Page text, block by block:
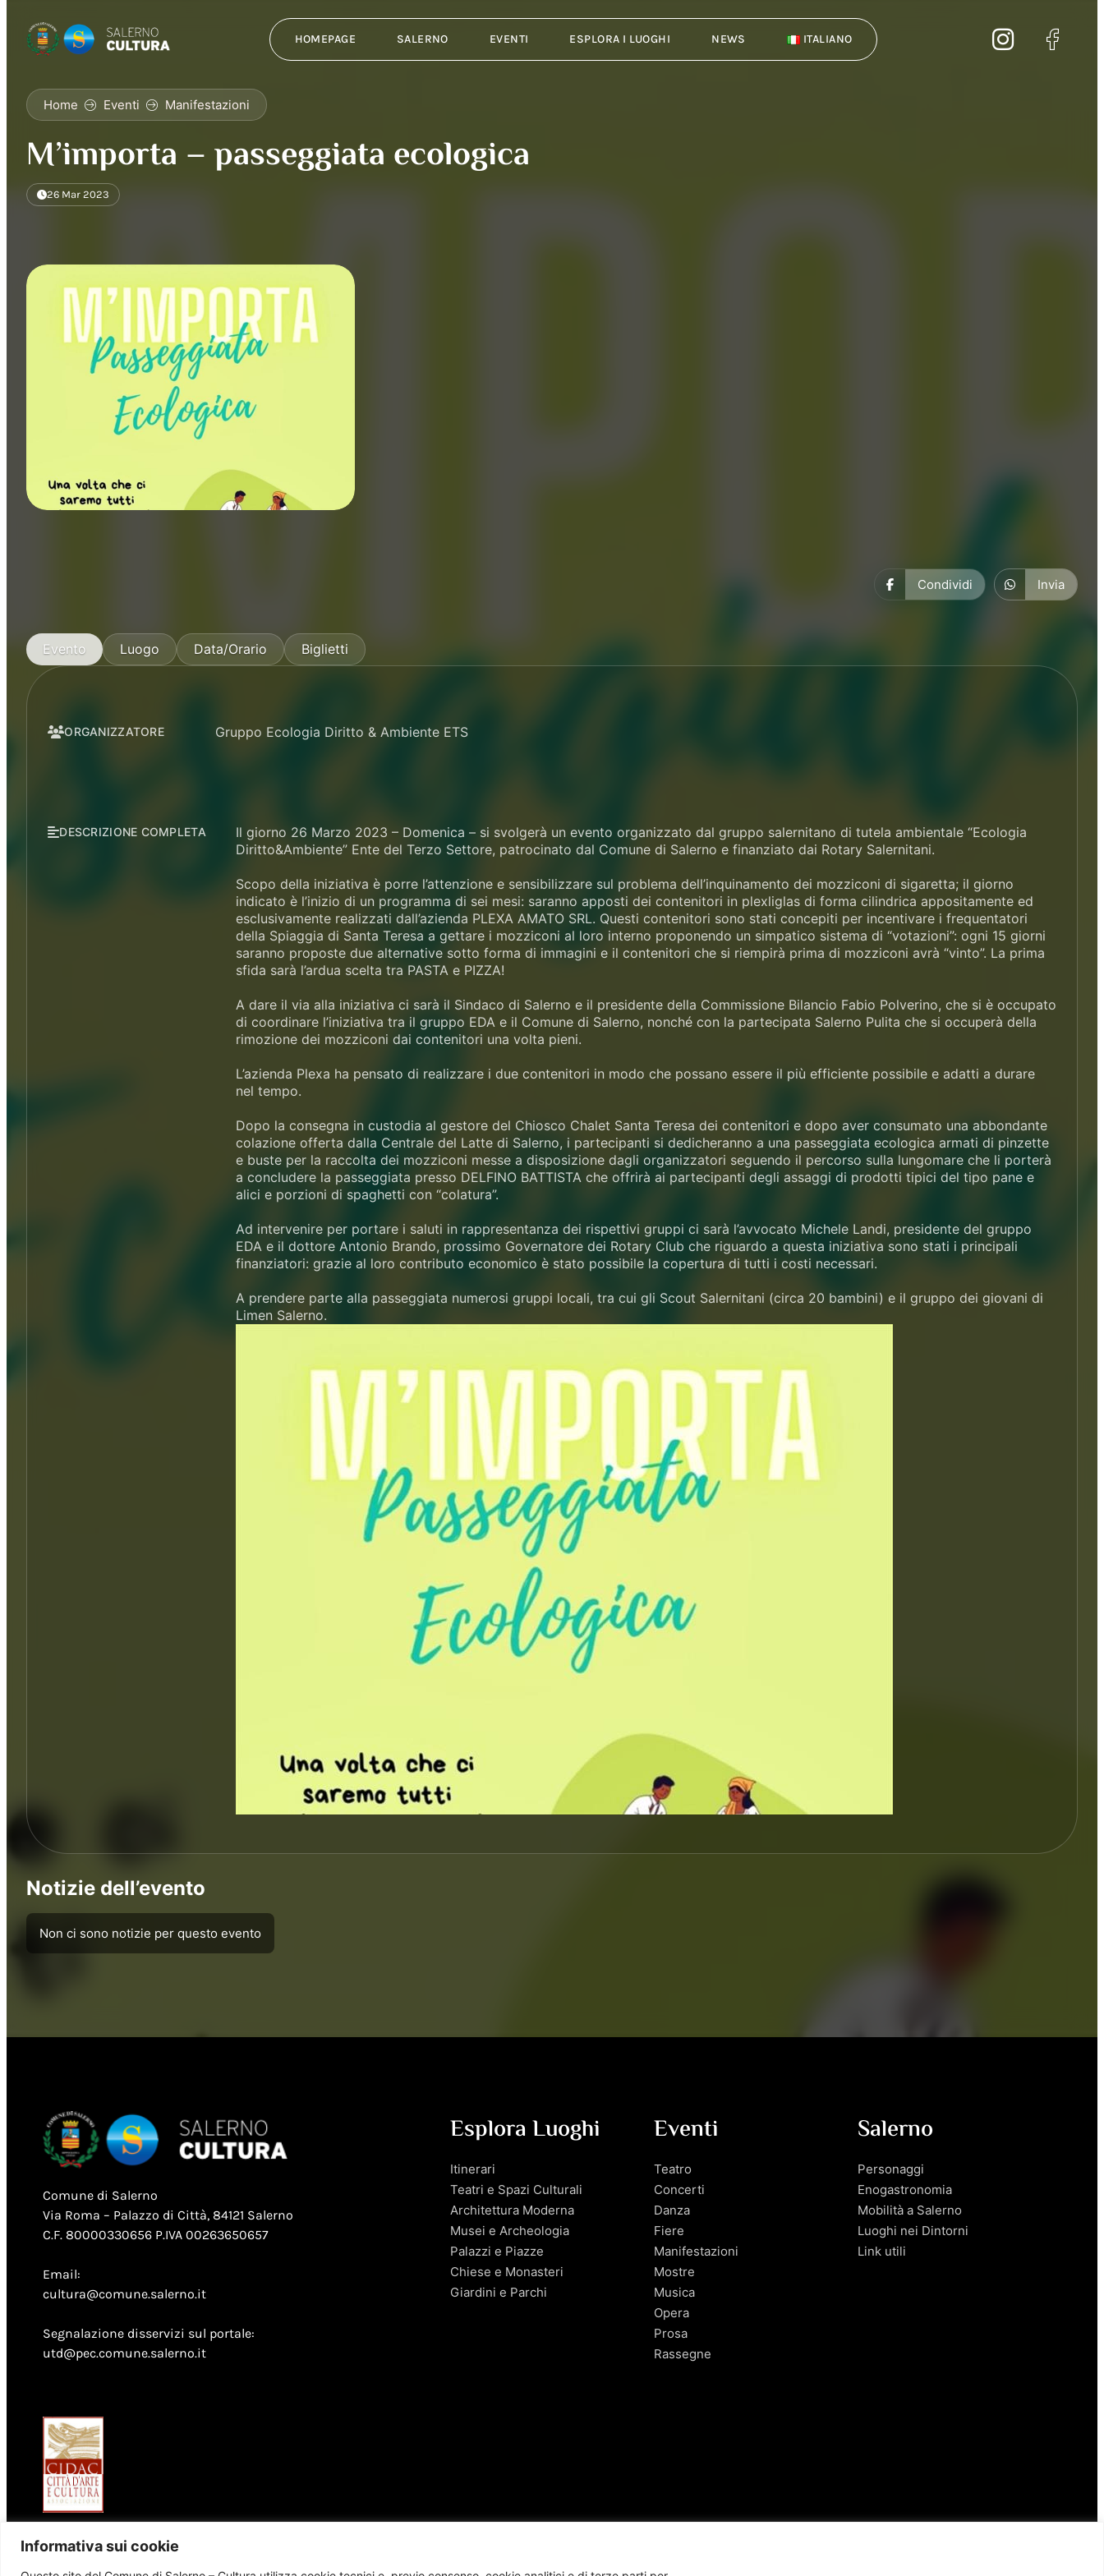
Informativa sui cookie
HOMEPAGE SALERNO EVENTI ESPLORA I LUOGHI NEWS ITALIANO
Home Eventi Manifestazioni
M’importa – passeggiata ecologica
26 Mar 2023
Condividi Invia
Evento Luogo Data/Orario Biglietti
ORGANIZZATORE Gruppo Ecologia Diritto & Ambiente ETS
DESCRIZIONE COMPLETA
Il giorno 26 Marzo 2023 – Domenica – si svolgerà un evento organizzato dal gruppo salernitano di tutela ambientale “Ecologia
Diritto&Ambiente” Ente del Terzo Settore, patrocinato dal Comune di Salerno e finanziato dai Rotary Salernitani.
Scopo della iniziativa è porre l’attenzione e sensibilizzare sul problema dell’inquinamento dei mozziconi di sigaretta; il giorno
indicato è l’inizio di un programma di sei mesi: saranno apposti dei contenitori in plexliglas di forma cilindrica appositamente ed
esclusivamente realizzati dall’azienda PLEXA AMATO SRL. Questi contenitori sono stati concepiti per incentivare i frequentatori
della Spiaggia di Santa Teresa a gettare i mozziconi al loro interno proponendo un simpatico sistema di “votazioni”: ogni 15 giorni
saranno proposte due alternative sotto forma di immagini e il contenitori che si riempirà prima di mozziconi avrà “vinto”. La prima
sfida sarà l’ardua scelta tra PASTA e PIZZA!
A dare il via alla iniziativa ci sarà il Sindaco di Salerno e il presidente della Commissione Bilancio Fabio Polverino, che si è occupato
di coordinare l’iniziativa tra il gruppo EDA e il Comune di Salerno, nonché con la partecipata Salerno Pulita che si occuperà della
rimozione dei mozziconi dai contenitori una volta pieni.
L’azienda Plexa ha pensato di realizzare i due contenitori in modo che possano essere il più efficiente possibile e adatti a durare
nel tempo.
Dopo la consegna in custodia al gestore del Chiosco Chalet Santa Teresa dei contenitori e dopo aver consumato una abbondante
colazione offerta dalla Centrale del Latte di Salerno, i partecipanti si dedicheranno a una passeggiata ecologica armati di pinzette
e buste per la raccolta dei mozziconi messe a disposizione dagli organizzatori seguendo il percorso sulla lungomare che li porterà
a concludere la passeggiata presso DELFINO BATTISTA che offrirà ai partecipanti degli assaggi di prodotti tipici del tipo pane e
alici e porzioni di spaghetti con “colatura”.
Ad intervenire per portare i saluti in rappresentanza dei rispettivi gruppi ci sarà l’avvocato Michele Landi, presidente del gruppo
EDA e il dottore Antonio Brando, prossimo Governatore dei Rotary Club che riguardo a questa iniziativa sono stati i principali
finanziatori: grazie al loro contributo economico è stato possibile la copertura di tutti i costi necessari.
A prendere parte alla passeggiata numerosi gruppi locali, tra cui gli Scout Salernitani (circa 20 bambini) e il gruppo dei giovani di
Limen Salerno.
Notizie dell’evento
Non ci sono notizie per questo evento
Comune di Salerno
Via Roma – Palazzo di Città, 84121 Salerno
C.F. 80000330656 P.IVA 00263650657
Email:
cultura@comune.salerno.it
Segnalazione disservizi sul portale:
utd@pec.comune.salerno.it
Esplora Luoghi
Itinerari
Teatri e Spazi Culturali
Architettura Moderna
Musei e Archeologia
Palazzi e Piazze
Chiese e Monasteri
Giardini e Parchi
Eventi
Teatro
Concerti
Danza
Fiere
Manifestazioni
Mostre
Musica
Opera
Prosa
Rassegne
Salerno
Personaggi
Enogastronomia
Mobilità a Salerno
Luoghi nei Dintorni
Link utili